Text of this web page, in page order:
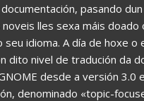
pasando
lles sexa máis
seu idioma. A día de hoxe
dito nivel de tradución da
desde a versión 3.0
denominado «topic-